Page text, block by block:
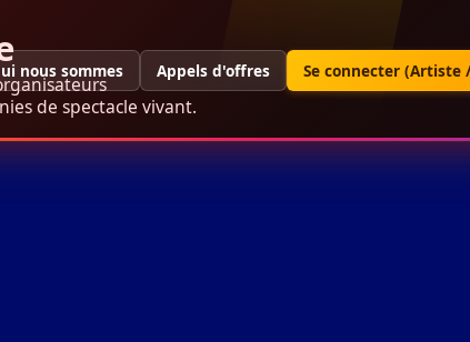
de spectacle vivant.
nous sommes Appels d'offres Se connecter (Artiste